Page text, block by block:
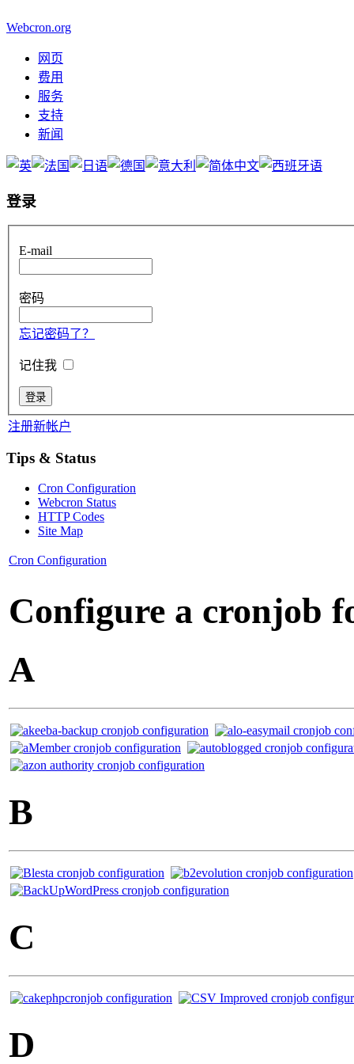
Webcron.org
网页
费用
服务
支持
新闻
登录
E-mail
密码
忘记密码了？
记住我
注册新帐户
Tips & Status
Cron Configuration
Webcron Status
HTTP Codes
Site Map
Cron Configuration
Configure a cronjob
A
B
C
D